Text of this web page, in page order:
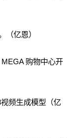
（亿恩）
购物中心开
频生成模型（亿